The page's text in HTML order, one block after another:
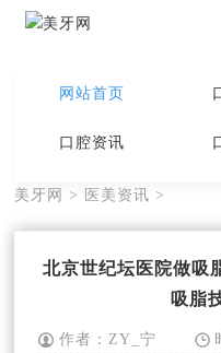
网站首页
口腔资讯
美牙网 > 医美资讯 >
北京世纪坛医院做吸
吸脂
作者：ZY_宁